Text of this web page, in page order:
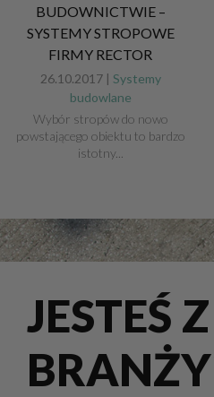
BUDOWNICTWIE –
SYSTEMY STROPOWE
FIRMY RECTOR
26.10.2017 | Systemy
budowlane
Wybór stropów do nowo
powstającego obiektu to bardzo
istotny...
JESTEŚ Z